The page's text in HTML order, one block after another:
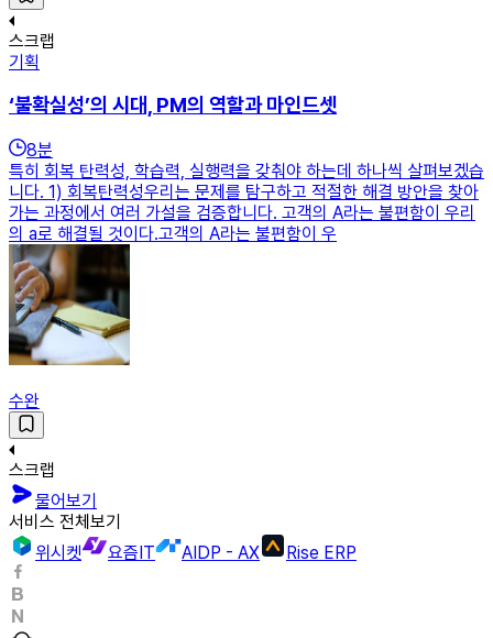
스크랩
기획
‘불확실성’의 시대, PM의 역할과 마인드셋
8분
특히 회복 탄력성, 학습력, 실행력을 갖춰야 하는데 하나씩 살펴보겠습
니다. 1) 회복탄력성우리는 문제를 탐구하고 적절한 해결 방안을 찾아
가는 과정에서 여러 가설을 검증합니다. 고객의 A라는 불편함이 우리
의 a로 해결될 것이다.고객의 A라는 불편함이 우
수완
스크랩
물어보기
서비스 전체보기
위시켓
요즘IT AIDP - AX Rise ERP